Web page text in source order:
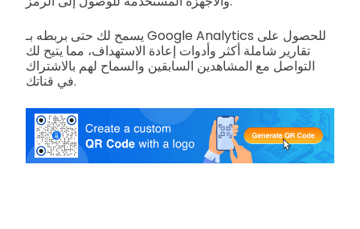
يسمح لك حتى بربطه بـ Google Analytics للحصول على
تقارير شاملة أكثر وأدوات إعادة الاستهداف، مما يتيح لك
التواصل مع المشاهدين السابقين والسماح لهم بالاشتراك
في قناتك.